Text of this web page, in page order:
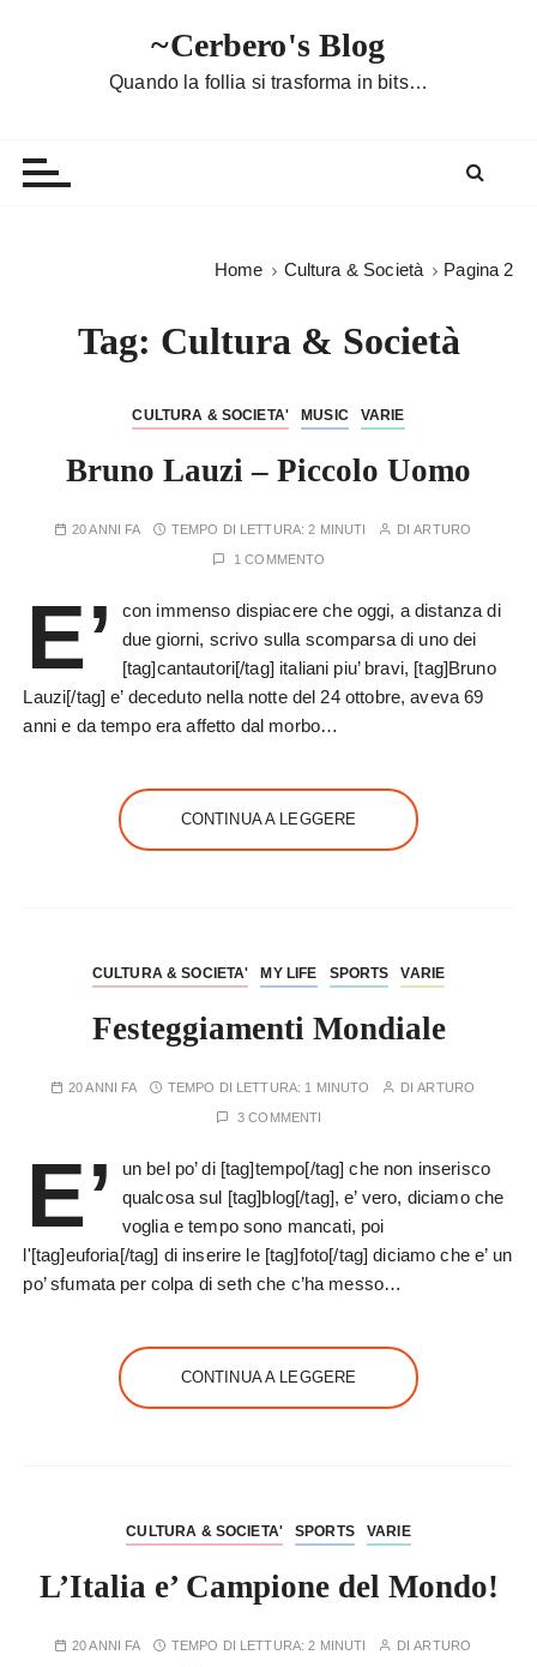
~Cerbero's Blog
Quando la follia si trasforma in bits…
Home Cultura & Società Pagina 2
Tag: Cultura & Società
CULTURA & SOCIETA' MUSIC VARIE
Bruno Lauzi – Piccolo Uomo
20 ANNI FA TEMPO DI LETTURA:2 MINUTI DIARTURO
1 COMMENTO
E’
con immenso dispiacere che oggi, a distanza di
due giorni, scrivo sulla scomparsa di uno dei
[tag]cantautori[/tag] italiani piu’ bravi, [tag]Bruno
Lauzi[/tag] e’ deceduto nella notte del 24 ottobre, aveva 69
anni e da tempo era affetto dal morbo…
CONTINUA A LEGGERE
CULTURA & SOCIETA' MY LIFE SPORTS VARIE
Festeggiamenti Mondiale
20 ANNI FA TEMPO DI LETTURA: 1 MINUTO DIARTURO
3 COMMENTI
E’
un bel po’ di [tag]tempo[/tag] che non inserisco
qualcosa sul [tag]blog[/tag], e’ vero, diciamo che
voglia e tempo sono mancati, poi
l'[tag]euforia[/tag] di inserire le [tag]foto[/tag] diciamo che e’ un
po’ sfumata per colpa di seth che c’ha messo…
CONTINUA A LEGGERE
CULTURA & SOCIETA' SPORTS VARIE
L’Italia e’ Campione del Mondo!
20 ANNI FA TEMPO DI LETTURA:2 MINUTI DIARTURO